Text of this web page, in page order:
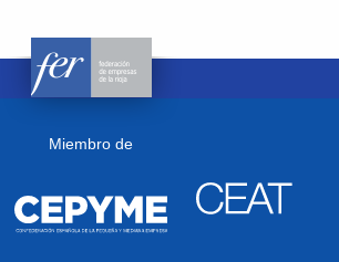
Miembro de